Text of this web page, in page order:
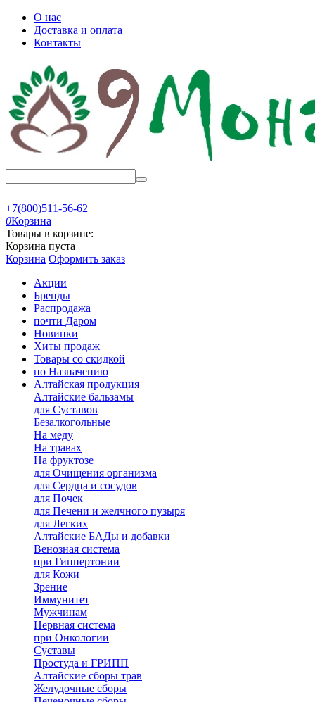
О нас
Доставка и оплата
Контакты
+7(800)511-56-62
0Корзина
Товары в корзине:
Корзина пуста
Корзина Оформить заказ
Акции
Бренды
Распродажа
почти Даром
Новинки
Хиты продаж
Товары со скидкой
по Назначению
Алтайская продукция
Алтайские бальзамы
для Суставов
Безалкогольные
На меду
На травах
На фруктозе
для Очищения организма
для Сердца и сосудов
для Почек
для Печени и желчного пузыря
для Легких
Алтайские БАДы и добавки
Венозная система
при Гиппертонии
для Кожи
Зрение
Иммунитет
Мужчинам
Нервная система
при Онкологии
Суставы
Простуда и ГРИПП
Алтайские сборы трав
Желудочные сборы